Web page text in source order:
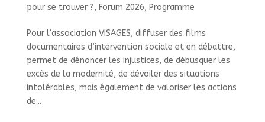
pour se trouver ?, Forum 2026, Programme
Pour l’association VISAGES, diffuser des films
documentaires d’intervention sociale et en débattre,
permet de dénoncer les injustices, de débusquer les
excès de la modernité, de dévoiler des situations
intolérables, mais également de valoriser les actions
de...